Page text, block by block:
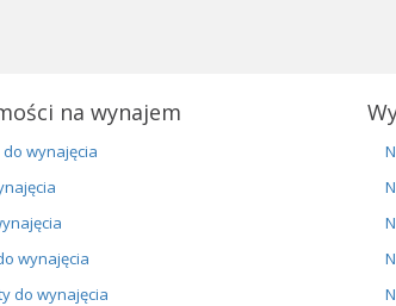
na wynajem
wynajęcia
wynajęcia
do wynajęcia